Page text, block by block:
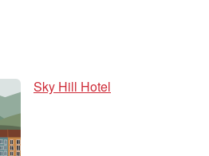
Sky Hill Hotel